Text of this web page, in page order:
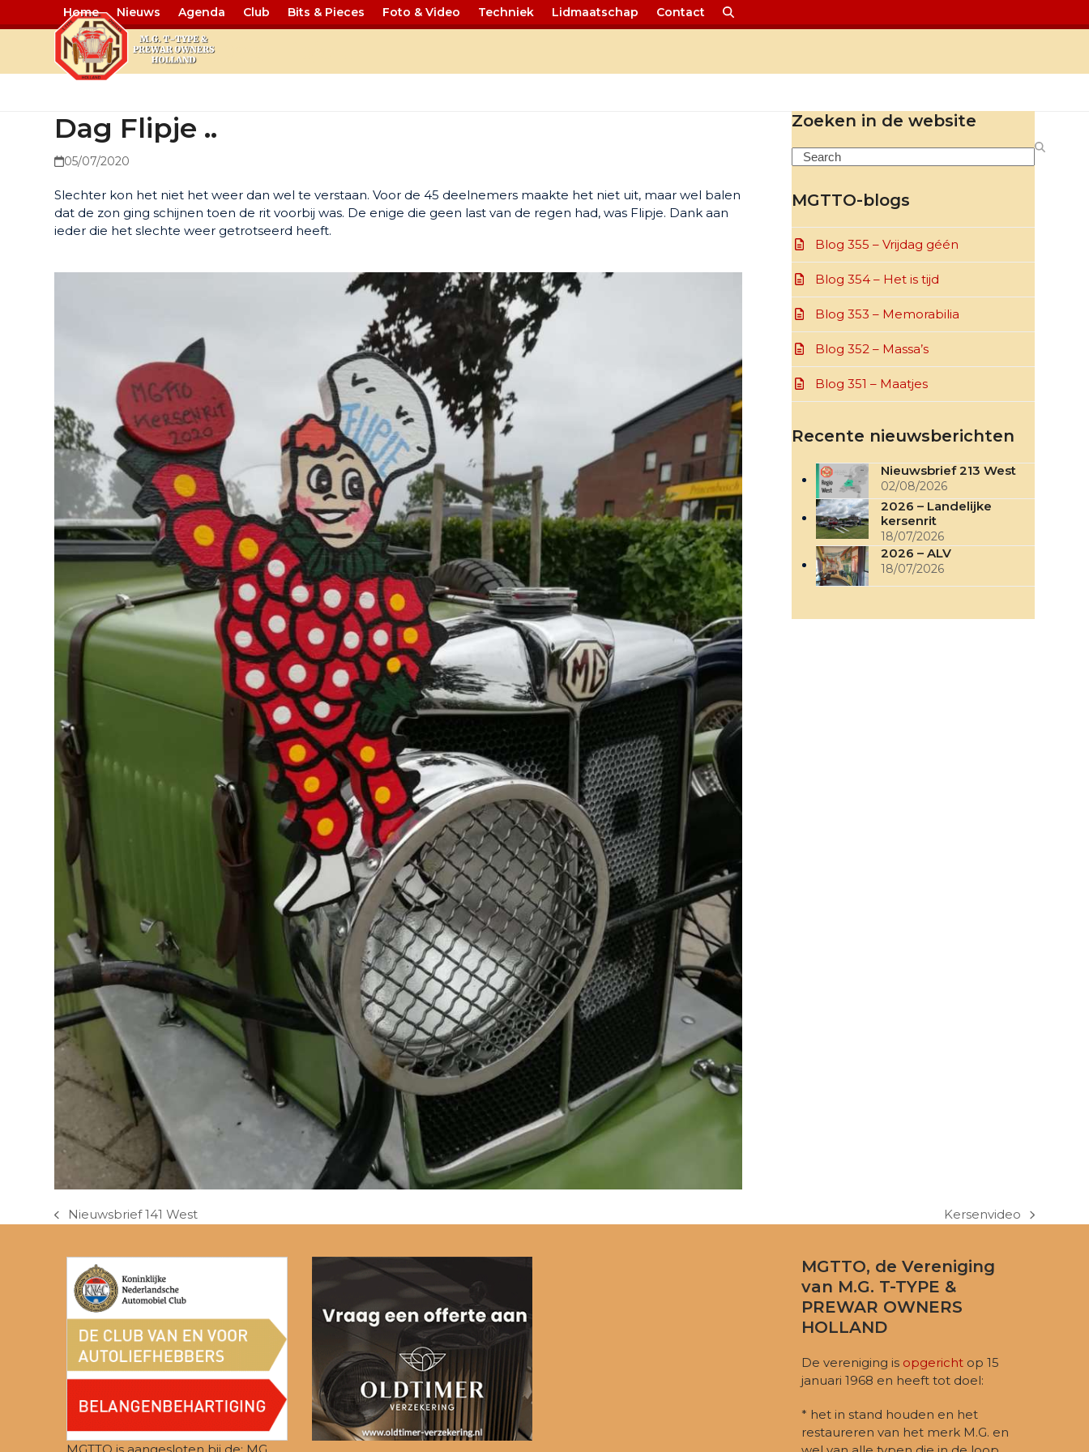
Home Nieuws Agenda Club Bits & Pieces Foto & Video Techniek Lidmaatschap Contact
Dag Flipje ..
05/07/2020
Slechter kon het niet het weer dan wel te verstaan. Voor de 45 deelnemers maakte het niet uit, maar wel balen
dat de zon ging schijnen toen de rit voorbij was. De enige die geen last van de regen had, was Flipje. Dank aan
ieder die het slechte weer getrotseerd heeft.
Zoeken in de website
Search
MGTTO-blogs
Blog 355 – Vrijdag géén
Blog 354 – Het is tijd
Blog 353 – Memorabilia
Blog 352 – Massa’s
Blog 351 – Maatjes
Recente nieuwsberichten
Nieuwsbrief 213 West
02/08/2026
2026 – Landelijke
kersenrit
18/07/2026
2026 – ALV
18/07/2026
previous
Nieuwsbrief 141 West
next
Kersenvideo
MGTTO, de Vereniging
van M.G. T-TYPE &
PREWAR OWNERS
HOLLAND
De vereniging is opgericht op 15
januari 1968 en heeft tot doel:
* het in stand houden en het
restaureren van het merk M.G. en